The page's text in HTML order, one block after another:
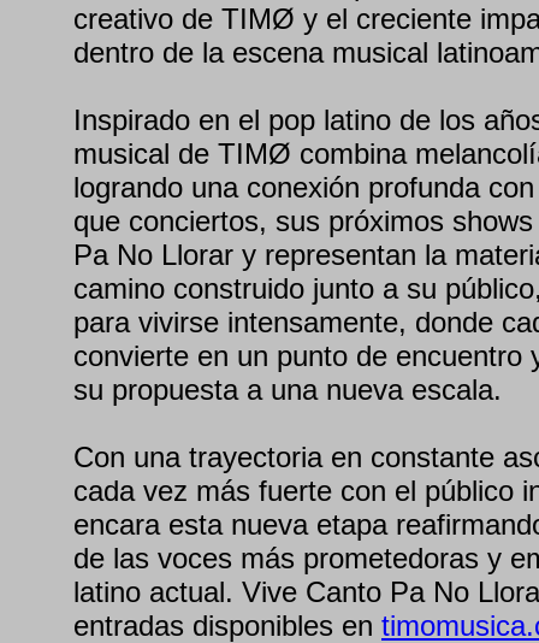
creativo de TIMØ y el creciente
dentro de la escena musical
Inspirado en el pop latino de los
musical de TIMØ combina
logrando una conexión profunda
que conciertos, sus próximos
Pa No Llorar y representan la
camino construido junto a su
para vivirse intensamente, donde
convierte en un punto de encuentro
su propuesta a una nueva escala.
Con una trayectoria en constante
cada vez más fuerte con el público
encara esta nueva etapa
de las voces más prometedoras y
latino actual. Vive Canto Pa No
entradas disponibles en